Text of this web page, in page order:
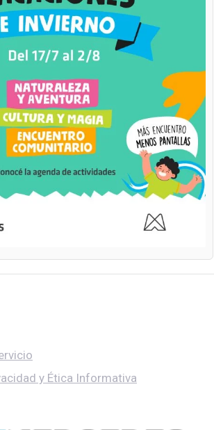
y Ética Informativa